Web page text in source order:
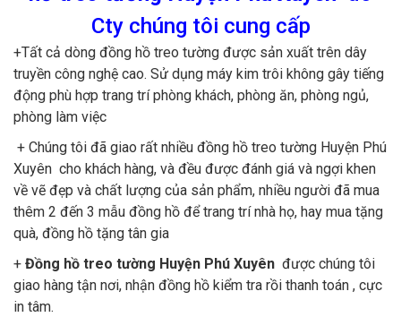
Cty chúng tôi cung cấp
+Tất cả dòng đồng hồ treo tường được sản xuất trên dây
truyền công nghệ cao. Sử dụng máy kim trôi không gây tiếng
động phù hợp trang trí phòng khách, phòng ăn, phòng ngủ,
phòng làm việc
+ Chúng tôi đã giao rất nhiều đồng hồ treo tường Huyện Phú
Xuyên cho khách hàng, và đều được đánh giá và ngợi khen
về vẽ đẹp và chất lượng của sản phẩm, nhiều người đã mua
thêm 2 đến 3 mẫu đồng hồ để trang trí nhà họ, hay mua tặng
quà, đồng hồ tặng tân gia
+ Đồng hồ treo tường Huyện Phú Xuyên được chúng tôi
giao hàng tận nơi, nhận đồng hồ kiểm tra rồi thanh toán , cực
in tâm.